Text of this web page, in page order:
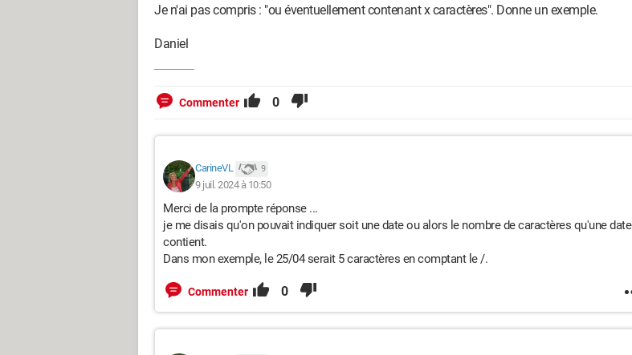
Je n'ai pas compris : "ou éventuellement contenant x caractères". Donne un exemple.
Daniel
Commenter 0
CarineVL 9
9 juil. 2024 à 10:50
Merci de la prompte réponse ...
je me disais qu'on pouvait indiquer soit une date ou alors le nombre de caractères qu'une date
contient.
Dans mon exemple, le 25/04 serait 5 caractères en comptant le /.
Commenter 0